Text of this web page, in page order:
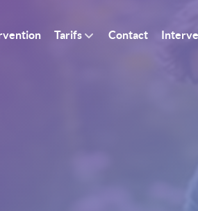
Tarifs Contact